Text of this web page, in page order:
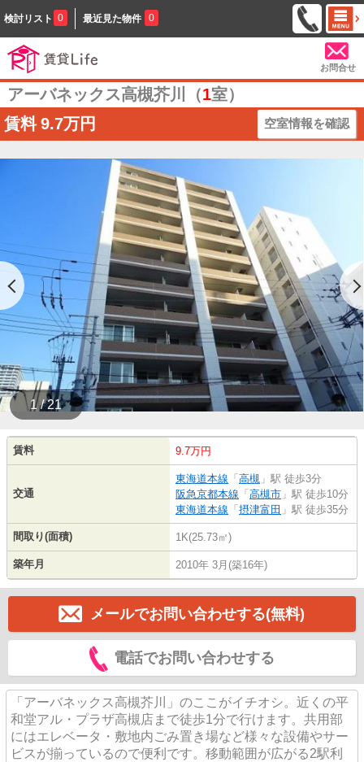
検討リスト 0 最近見た物件 0
お問合せ
アーバネックス高槻芥川（1室）
賃料 9.7万円 空室情報を確認
1 / 21
賃料 9.7万円
交通
東海道本線 「 高槻 」駅 徒歩3分
阪急京都本線 「 高槻市 」駅 徒歩10分
東海道本線 「 摂津富田 」駅 徒歩35分
間取り(面積) 1K(25.73㎡)
築年月 2010年 3月(築16年)
メールでお問い合わせする(無料)
電話でお問い合わせする
「アーバネックス高槻芥川」のここがイチオシ。近くの平
和堂アル・プラザ高槻店まで徒歩1分で行けます。共用部
にはエレベータ・敷地内ごみ置き場など様々な設備やサー
ビスが揃っているので便利です。移動範囲が広がる2駅利